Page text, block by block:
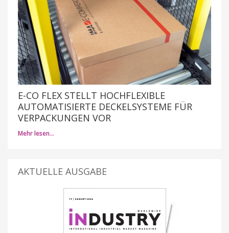
E-CO FLEX STELLT HOCHFLEXIBLE
AUTOMATISIERTE DECKELSYSTEME FÜR
VERPACKUNGEN VOR
Mehr lesen…
AKTUELLE AUSGABE